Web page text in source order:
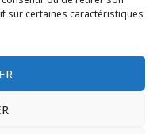
sur certaines caractéristiques
BERA par massif